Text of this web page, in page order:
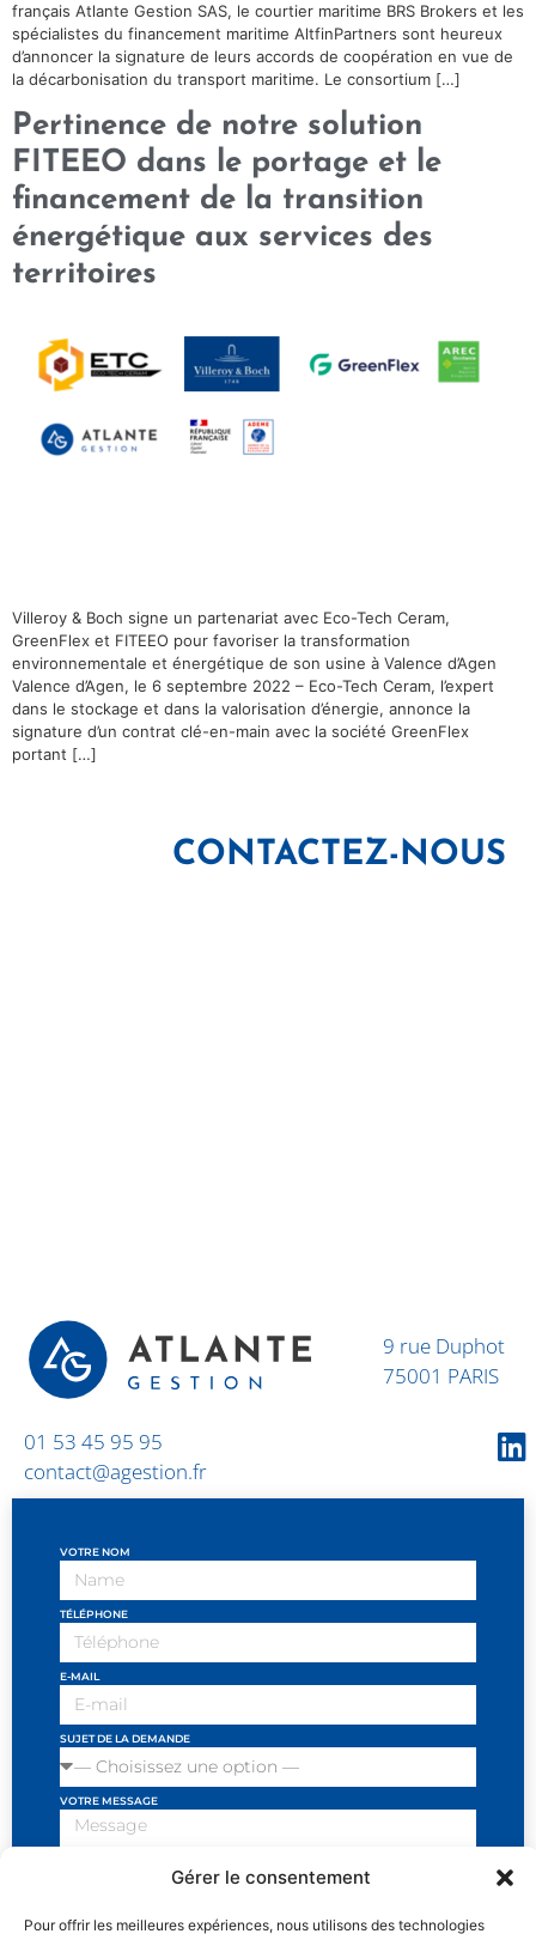
Gérer le consentement
Pour offrir les meilleures expériences, nous utilisons des technologies
français Atlante Gestion SAS, le courtier maritime BRS Brokers et les
spécialistes du financement maritime AltfinPartners sont heureux
d’annoncer la signature de leurs accords de coopération en vue de
la décarbonisation du transport maritime. Le consortium […]
Pertinence de notre solution
FITEEO dans le portage et le
financement de la transition
énergétique aux services des
territoires
Villeroy & Boch signe un partenariat avec Eco-Tech Ceram,
GreenFlex et FITEEO pour favoriser la transformation
environnementale et énergétique de son usine à Valence d’Agen
Valence d’Agen, le 6 septembre 2022 – Eco-Tech Ceram, l’expert
dans le stockage et dans la valorisation d’énergie, annonce la
signature d’un contrat clé-en-main avec la société GreenFlex
portant […]
CONTACTEZ-NOUS
9 rue Duphot
75001 PARIS
01 53 45 95 95
contact@agestion.fr
VOTRE NOM
TÉLÉPHONE
E-MAIL
SUJET DE LA DEMANDE
VOTRE MESSAGE